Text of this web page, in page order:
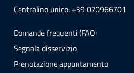
Centralino unico: +39 070966701
Domande frequenti (FAQ)
Segnala disservizio
Prenotazione appuntamento